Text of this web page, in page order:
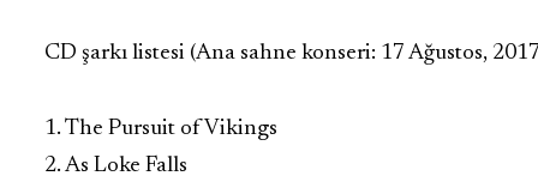
CD şarkı listesi (Ana sahne konseri: 17 Ağustos,
1. The Pursuit of Vikings
2. As Loke Falls